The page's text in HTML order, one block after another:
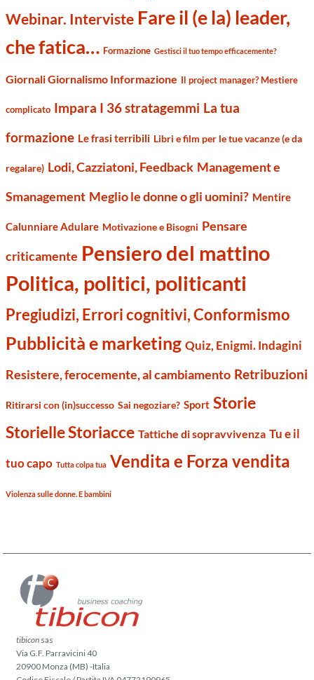
Webinar. Interviste Fare il (e la) leader,
che fatica… Formazione Gestisci il tuo tempo efficacemente?
Giornali Giornalismo Informazione Il project manager? Mestiere
complicato Impara I 36 stratagemmi La tua
formazione Le frasi terribili Libri e film per le tue vacanze (e da
regalare) Lodi, Cazziatoni, Feedback Management e
Smanagement Meglio le donne o gli uomini? Mentire
Calunniare Adulare Motivazione e Bisogni Pensare
criticamente Pensiero del mattino
Politica, politici, politicanti
Pregiudizi, Errori cognitivi, Conformismo
Pubblicità e marketing Quiz, Enigmi. Indagini
Resistere, ferocemente, al cambiamento Retribuzioni
Ritirarsi con (in)successo Sai negoziare? Sport Storie
Storielle Storiacce Tattiche di sopravvivenza Tu e il
tuo capo Tutta colpa tua Vendita e Forza vendita
Violenza sulle donne. E bambini
tibicon sas
Via G.F. Parravicini 40
20900 Monza (MB) -Italia